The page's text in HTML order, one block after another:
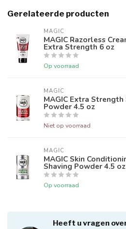
Gerelateerde producten
MAGIC
MAGIC Razorless
Extra Strength 6 oz
Op voorraad
MAGIC
MAGIC Extra Strength
Powder 4.5 oz
Niet op voorraad
MAGIC
MAGIC Skin
Shaving Powder 4.5 oz
Op voorraad
Heeft u vragen